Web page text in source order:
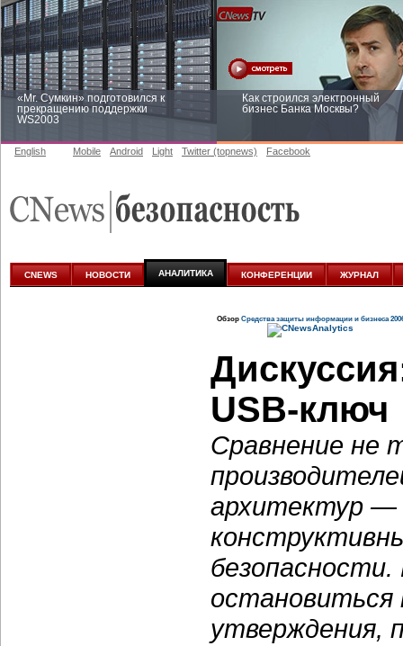
«Mr. Сумкин» подготовился к
прекращению поддержки
WS2003
Как строился электронный
бизнес Банка Москвы?
аналитике
English Mobile Android Light Twitter (topnews) Facebook
CNEWS НОВОСТИ АНАЛИТИКА КОНФЕРЕНЦИИ ЖУРНАЛ
Обзор Средства защиты информации и бизнеса
USB-ключ
Сравнение не
архитектур —
безопасности.
остановиться
утверждения,